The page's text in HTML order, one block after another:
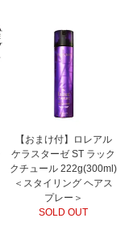
【おまけ付】ロレアル
ケラスターゼ ST ラック
クチュール 222g(300ml)
＜スタイリング ヘアス
プレー＞
SOLD OUT